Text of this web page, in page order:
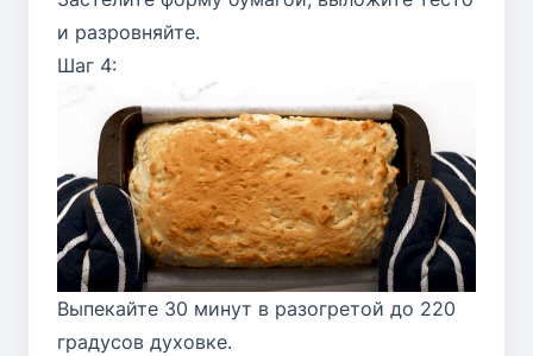
и разровняйте.
Шаг 4:
Выпекайте 30 минут в разогретой до 220
градусов духовке.